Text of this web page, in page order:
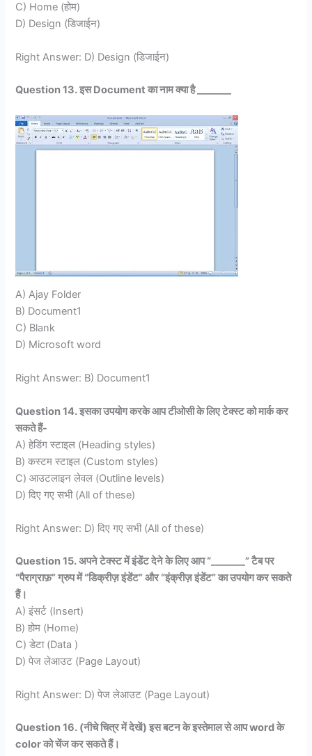
C) Home (होम)
D) Design (डिजाईन)
Right Answer: D) Design (डिजाईन)
Question 13. इस Document का नाम क्या है _______
A) Ajay Folder
B) Document1
C) Blank
D) Microsoft word
Right Answer: B) Document1
Question 14. इसका उपयोग करके आप टीओसी के लिए टेक्स्ट को मार्क कर
सकते हैं-
A) हेडिंग स्टाइल (Heading styles)
B) कस्टम स्टाइल (Custom styles)
C) आउटलाइन लेवल (Outline levels)
D) दिए गए सभी (All of these)
Right Answer: D) दिए गए सभी (All of these)
Question 15. अपने टेक्स्ट में इंडेंट देने के लिए आप “_______” टैब पर
“पैराग्राफ़” ग्रुप में “डिक्रीज़ इंडेंट” और “इंक्रीज़ इंडेंट” का उपयोग कर सकते
हैं।
A) इंसर्ट (Insert)
B) होम (Home)
C) डेटा (Data )
D) पेज लेआउट (Page Layout)
Right Answer: D) पेज लेआउट (Page Layout)
Question 16. (नीचे चित्र में देखें) इस बटन के इस्तेमाल से आप word के
color को चेंज कर सकते हैं।